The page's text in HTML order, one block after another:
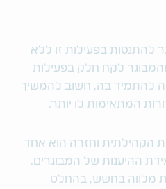
להתנסות בפעילות זו ללא
לקח חלק בפעילות
להתמיד בה, חשוב להמשיך
המתאימות לו יותר.
הקהילתית וחזרה הוא אחד
ההיענות של המבוגרים.
מלווה בחשש, בהחלט